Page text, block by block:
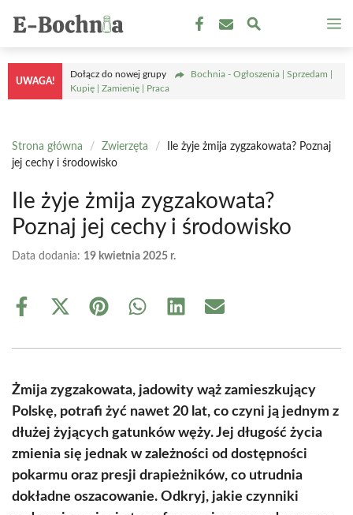
treści
UWAGA!
Dołącz do nowej grupy
Bochnia - Ogłoszenia | Sprzedam |
Kupię | Zamienię | Praca
Strona główna / Zwierzęta /
Ile żyje żmija zygzakowata? Poznaj
jej cechy i środowisko
Ile żyje żmija zygzakowata?
Poznaj jej cechy i środowisko
Data dodania: 19 kwietnia 2025 r.
Share
Share
(Twitter)
Share Share Share Share
Żmija zygzakowata, jadowity wąż zamieszkujący
Polskę, potrafi żyć nawet 20 lat, co czyni ją jednym z
dłużej żyjących gatunków węży. Jej długość życia
zmienia się jednak w zależności od dostępności
pokarmu oraz presji drapieżników, co utrudnia
dokładne oszacowanie. Odkryj, jakie czynniki